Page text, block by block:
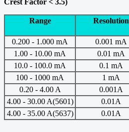
Crest Factor < 3.5)
Range Resolution
0.200 - 1.000 mA
0.001 mA
1.00 - 10.00 mA
0.01 mA
10.0 - 100.0 mA
0.1 mA
100 - 1000 mA
1 mA
0.20 - 4.00 A
0.001A
4.00 - 30.00 A(5601)
0.01A
4.00 - 35.00 A(5637)
0.01A